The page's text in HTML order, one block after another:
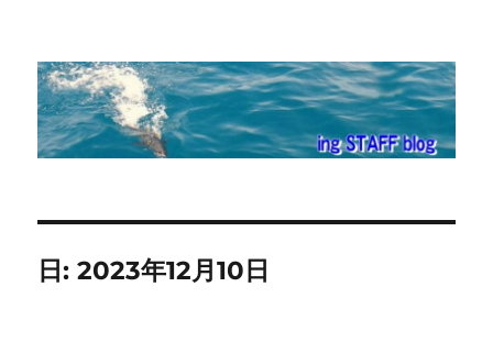
ing STAFF blog
日:2023年12月10日